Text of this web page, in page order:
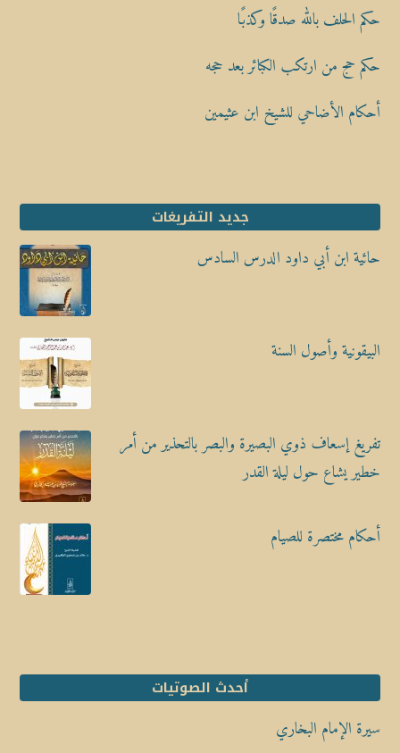
حكم الحلف بالله صدقًا وكذبًا
حكم حج من ارتكب الكبائر بعد حجه
أحكام الأضاحي للشيخ ابن عثيمين
جديد التفريغات
حائية ابن أبي داود الدرس السادس
البيقونية وأصول السنة
تفريغ إسعاف ذوي البصيرة والبصر بالتحذير من أمر
خطير يشاع حول ليلة القدر
أحكام مختصرة للصيام
أحدث الصوتيات
سيرة الإمام البخاري